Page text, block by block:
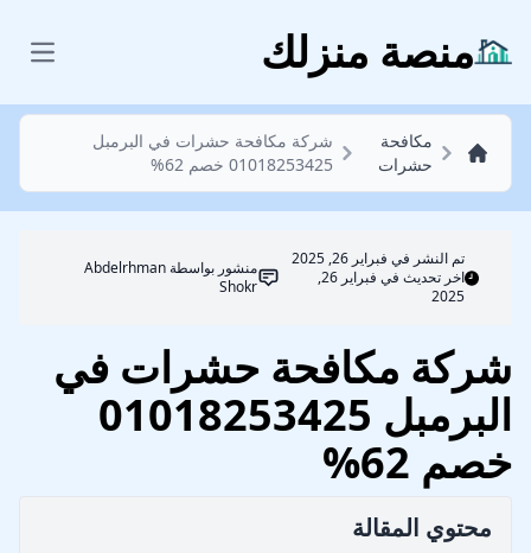
منصة منزلك
مكافحة
حشرات
شركة مكافحة حشرات في البرمبل
01018253425 خصم 62%
تم النشر في فبراير 26, 2025
اخر تحديث في فبراير 26,
2025
منشور بواسطةAbdelrhman
Shokr
شركة مكافحة حشرات في
البرمبل 01018253425
خصم 62%
محتوي المقالة